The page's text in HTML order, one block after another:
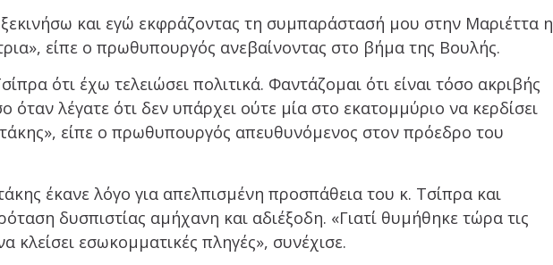
και εγώ εκφράζοντας τη συμπαράστασή μου στην Μαριέττα η
είπε ο πρωθυπουργός ανεβαίνοντας στο βήμα της Βουλής.
ότι έχω τελειώσει πολιτικά. Φαντάζομαι ότι είναι τόσο ακριβής
όταν λέγατε ότι δεν υπάρχει ούτε μία στο εκατομμύριο να κερδίσει
είπε ο πρωθυπουργός απευθυνόμενος στον πρόεδρο του
έκανε λόγο για απελπισμένη προσπάθεια του κ. Τσίπρα και
δυσπιστίας αμήχανη και αδιέξοδη. «Γιατί θυμήθηκε τώρα τις
κλείσει εσωκομματικές πληγές», συνέχισε.